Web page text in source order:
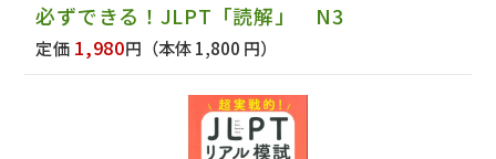
必ずできる！JLPT「読解」 N3
定価 1,980円 （本体 1,800 円）